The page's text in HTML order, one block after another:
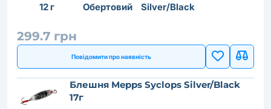
12 г Обертовий Silver/Black
299.7 грн
Повідомити про наявність
Блешня Mepps Syclops Silver/Black
17г